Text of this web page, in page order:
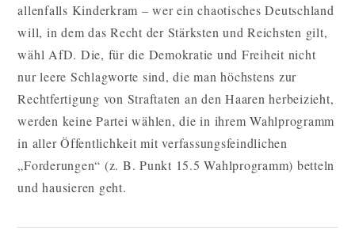
allenfalls Kinderkram – wer ein chaotisches Deutschland
will, in dem das Recht der Stärksten und Reichsten gilt,
wähl AfD. Die, für die Demokratie und Freiheit nicht
nur leere Schlagworte sind, die man höchstens zur
Rechtfertigung von Straftaten an den Haaren herbeizieht,
werden keine Partei wählen, die in ihrem Wahlprogramm
in aller Öffentlichkeit mit verfassungsfeindlichen
„Forderungen“ (z. B. Punkt 15.5 Wahlprogramm) betteln
und hausieren geht.